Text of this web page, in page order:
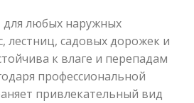
любых наружных
лестниц, садовых дорожек и
к влаге и перепадам
профессиональной
привлекательный вид